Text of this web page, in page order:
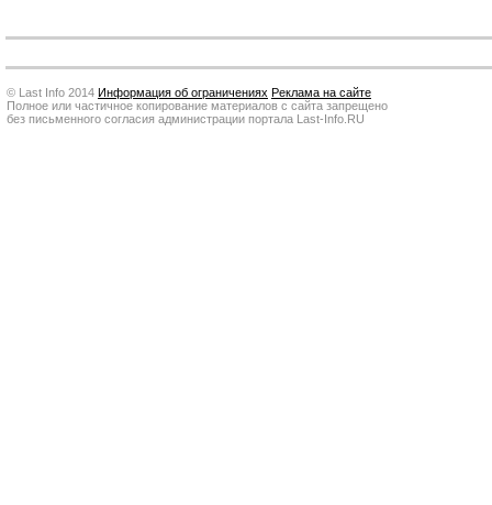
© Last Info 2014 Информация об ограничениях Реклама на сайте
Полное или частичное копирование материалов с сайта запрещено
без письменного согласия администрации портала Last-Info.RU